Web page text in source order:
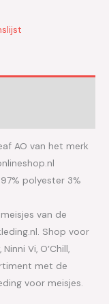
AO van het merk
polyester 3%
van de
Shop voor
Vi, O’Chill,
met de
voor meisjes.